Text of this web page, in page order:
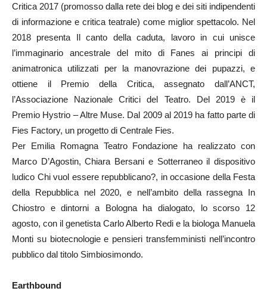
Critica 2017 (promosso dalla rete dei blog e dei siti indipendenti
di informazione e critica teatrale) come miglior spettacolo. Nel
2018 presenta Il canto della caduta, lavoro in cui unisce
l’immaginario ancestrale del mito di Fanes ai principi di
animatronica utilizzati per la manovrazione dei pupazzi, e
ottiene il Premio della Critica, assegnato dall’ANCT,
l’Associazione Nazionale Critici del Teatro. Del 2019 è il
Premio Hystrio – Altre Muse. Dal 2009 al 2019 ha fatto parte di
Fies Factory, un progetto di Centrale Fies.
Per Emilia Romagna Teatro Fondazione ha realizzato con
Marco D’Agostin, Chiara Bersani e Sotterraneo il dispositivo
ludico Chi vuol essere repubblicano?, in occasione della Festa
della Repubblica nel 2020, e nell’ambito della rassegna In
Chiostro e dintorni a Bologna ha dialogato, lo scorso 12
agosto, con il genetista Carlo Alberto Redi e la biologa Manuela
Monti su biotecnologie e pensieri transfemministi nell’incontro
pubblico dal titolo Simbiosimondo.
Earthbound